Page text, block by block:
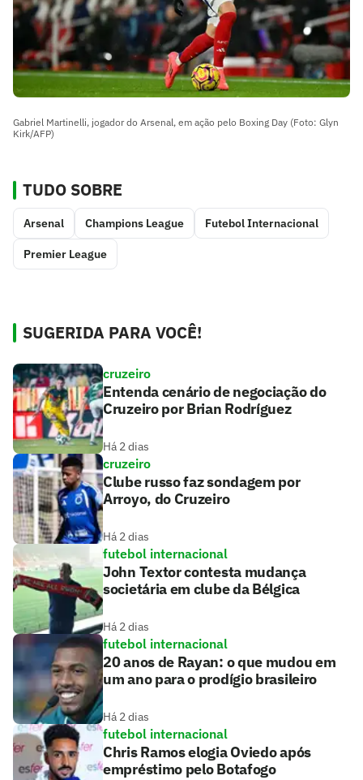
Gabriel Martinelli, jogador do Arsenal, em ação pelo Boxing Day (Foto: Glyn
Kirk/AFP)
TUDO SOBRE
Arsenal Champions League Futebol Internacional
Premier League
SUGERIDA PARA VOCÊ!
cruzeiro
Entenda cenário de negociação do
Cruzeiro por Brian Rodríguez
Há 2 dias
cruzeiro
Clube russo faz sondagem por
Arroyo, do Cruzeiro
Há 2 dias
futebol internacional
John Textor contesta mudança
societária em clube da Bélgica
Há 2 dias
futebol internacional
20 anos de Rayan: o que mudou em
um ano para o prodígio brasileiro
Há 2 dias
futebol internacional
Chris Ramos elogia Oviedo após
empréstimo pelo Botafogo